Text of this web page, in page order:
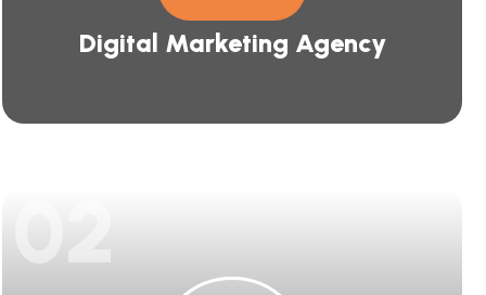
Digital Marketing Agency
02